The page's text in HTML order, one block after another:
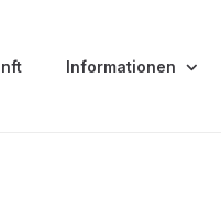
Informationen